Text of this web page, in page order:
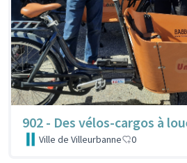
902 - Des vélos-cargos à
Ville de Villeurbanne 0